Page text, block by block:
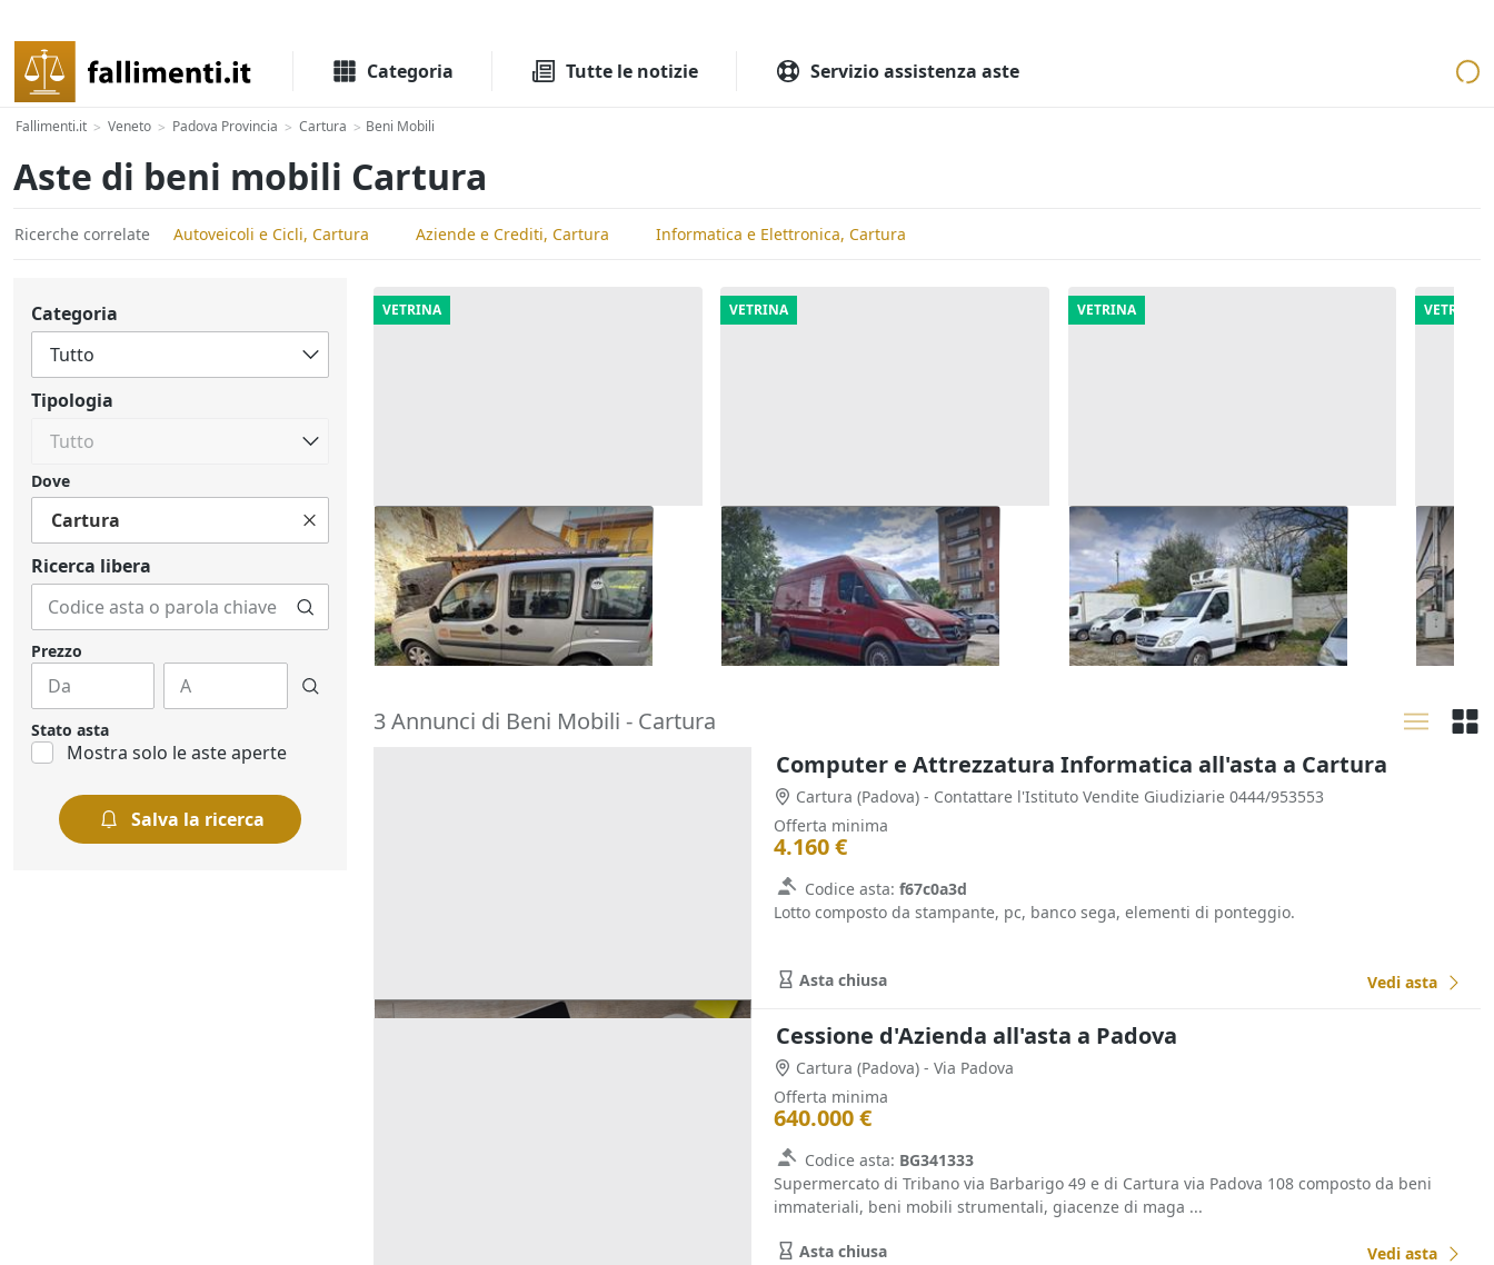
Categoria Tutte le notizie Servizio assistenza aste
Fallimenti.it > Veneto > Padova Provincia > Cartura > Beni Mobili
Aste di beni mobili Cartura
Ricerche correlate Autoveicoli e Cicli, Cartura Aziende e Crediti, Cartura Informatica e Elettronica, Cartura
Categoria
Tipologia
Dove
Cartura
Ricerca libera
Prezzo
Stato asta
Mostra solo le aste aperte
Salva la ricerca
VETRINA
Autocarro Fiat Doblò
Taipana (Udine)
400 €
28/08/2026
VETRINA
Furgone Mercedes Sprinter
Melegnano (Milano)
1.750 €
21/09/2026
VETRINA
Furgone isotermico Mercedes
Sprinter
Melegnano (Milano)
1.250 €
21/09/2026
VETRINA
1.350
21/
3 Annunci di Beni Mobili - Cartura
Computer e Attrezzatura Informatica all'asta a Cartura
Cartura (Padova) - Contattare l'Istituto Vendite Giudiziarie 0444/953553
Offerta minima
4.160 €
Codice asta: f67c0a3d
Lotto composto da stampante, pc, banco sega, elementi di ponteggio.
Asta chiusa Vedi asta
Cessione d'Azienda all'asta a Padova
Cartura (Padova) - Via Padova
Offerta minima
640.000 €
Codice asta: BG341333
Supermercato di Tribano via Barbarigo 49 e di Cartura via Padova 108 composto da beni
immateriali, beni mobili strumentali, giacenze di maga ...
Asta chiusa Vedi asta